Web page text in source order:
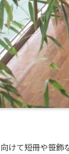
けて短冊や笹飾